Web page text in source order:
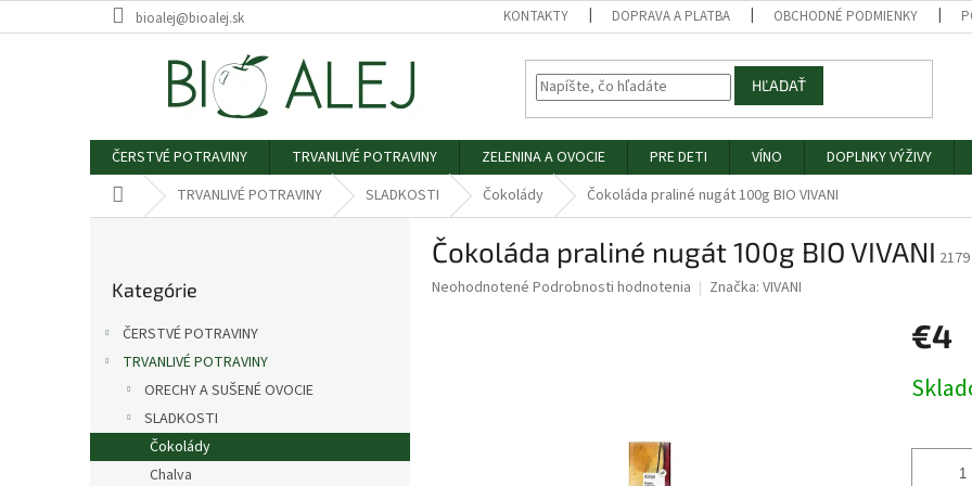
na
bioalej@bioalej.sk KONTAKTY DOPRAVA A PLATBA OBCHODNÉ PODMIENKY
HĽADAŤ
ČERSTVÉ POTRAVINY TRVANLIVÉ POTRAVINY ZELENINA A OVOCIE PRE DETI VÍNO DOPLNKY VÝŽIVY
Domov TRVANLIVÉ POTRAVINY SLADKOSTI Čokolády Čokoláda praliné nugát 100g BIO VIVANI
kategórie
Kategórie
ČERSTVÉ POTRAVINY
TRVANLIVÉ POTRAVINY
ORECHY A SUŠENÉ OVOCIE
SLADKOSTI
Čokolády
Chalva
Čokoláda praliné nugát 100g BIO VIVANI 2179
Priemerné
Neohodnotené Podrobnosti hodnotenia Značka: VIVANI
€4
cena: